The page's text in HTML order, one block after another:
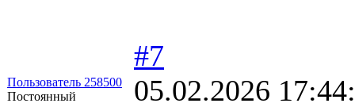
Пользователь 258500
Постоянный
#7
05.02.2026